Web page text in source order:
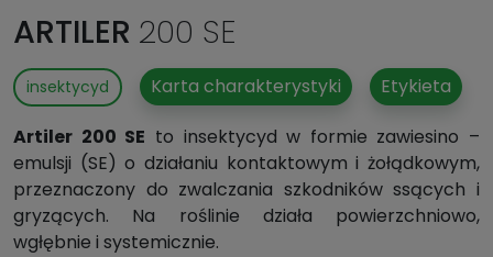
ARTILER 200 SE
insektycyd Karta charakterystyki
Etykieta
Artiler 200 SE to insektycyd w formie zawiesino –
emulsji (SE) o działaniu kontaktowym i żołądkowym,
przeznaczony do zwalczania szkodników ssących i
gryzących. Na roślinie działa powierzchniowo,
wgłębnie i systemicznie.